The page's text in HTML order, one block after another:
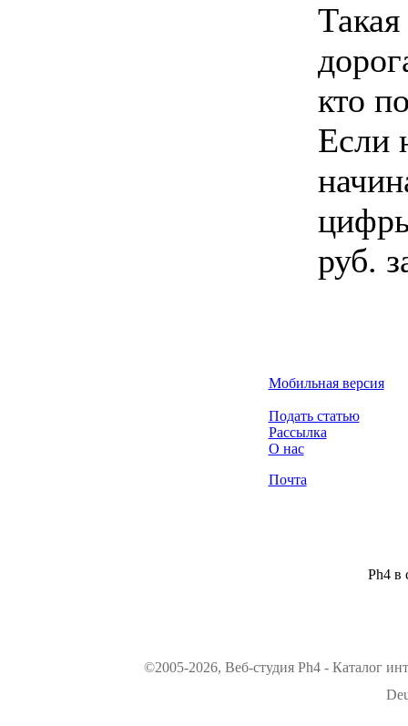
Такая
кто
Если
руб.
Мобильная версия
Подать статью
Рассылка
О нас
Почта
Ph4 в
©2005-2026, Веб-студия Ph4 - Каталог